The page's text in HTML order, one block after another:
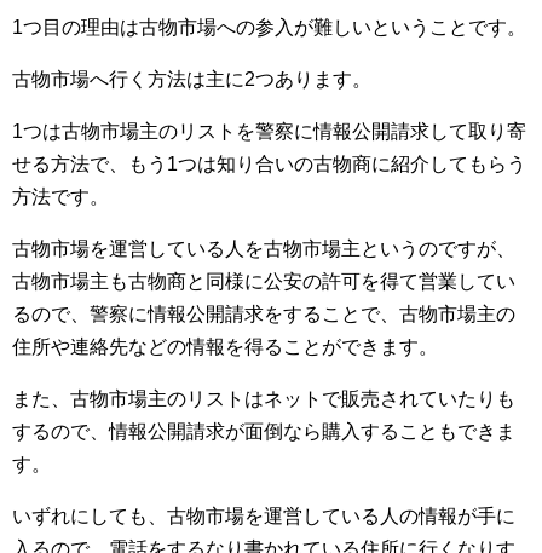
1つ目の理由は古物市場への参入が難しいということです。
古物市場へ行く方法は主に2つあります。
1つは古物市場主のリストを警察に情報公開請求して取り寄
せる方法で、もう1つは知り合いの古物商に紹介してもらう
方法です。
古物市場を運営している人を古物市場主というのですが、
古物市場主も古物商と同様に公安の許可を得て営業してい
るので、警察に情報公開請求をすることで、古物市場主の
住所や連絡先などの情報を得ることができます。
また、古物市場主のリストはネットで販売されていたりも
するので、情報公開請求が面倒なら購入することもできま
す。
いずれにしても、古物市場を運営している人の情報が手に
入るので、電話をするなり書かれている住所に行くなりす